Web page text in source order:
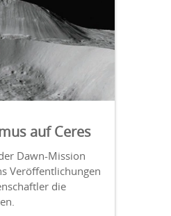
auf Ceres
Dawn-Mission
Veröffentlichungen
die